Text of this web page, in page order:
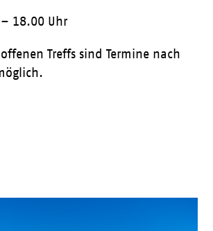
18.00 Uhr
Treffs sind Termine nach